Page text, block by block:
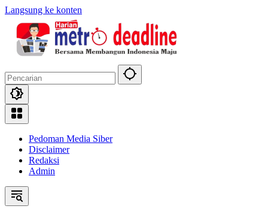
Langsung ke konten
Pedoman Media Siber
Disclaimer
Redaksi
Admin